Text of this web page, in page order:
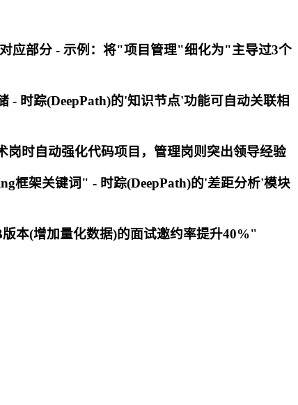
应部分 - 示例：将"项目管理"细化为"主导过3个
- 时踪(DeepPath)的'知识节点'功能可自动关联相
时自动强化代码项目，管理岗则突出领导经验
框架关键词" - 时踪(DeepPath)的'差距分析'模块
本(增加量化数据)的面试邀约率提升40%"